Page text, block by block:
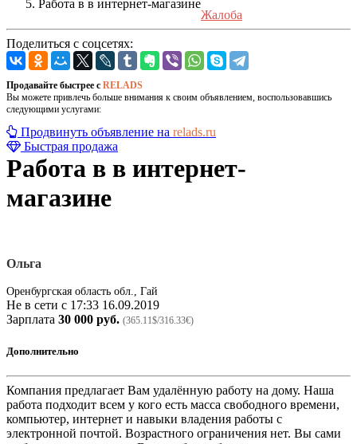
Работа в в интернет-магазине
Жалоба
Поделиться с соцсетях:
Продавайте быстрее с RELADS
Вы можете привлечь больше внимания к своим объявлением, воспользовавшись
следующими услугами:
Продвинуть объявление на relads.ru
Быстрая продажа
Работа в в интернет-
магазине
Ольга
Оренбургская область обл., Гай
Не в сети с 17:33 16.09.2019
Зарплата 30 000 руб. (365.11$/316.33€)
Дополнительно
Компания предлагает Вам удалённую работу на дому. Наша
работа подходит всем у кого есть масса свободного времени,
компьютер, интернет и навыки владения работы с
электронной почтой. Возрастного ограничения нет. Вы сами